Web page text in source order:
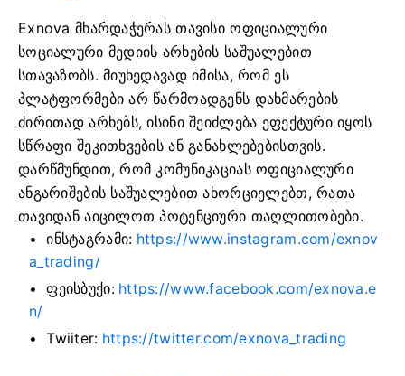
Exnova მხარდაჭერას თავისი ოფიციალური
სოციალური მედიის არხების საშუალებით
სთავაზობს. მიუხედავად იმისა, რომ ეს
პლატფორმები არ წარმოადგენს დახმარების
ძირითად არხებს, ისინი შეიძლება ეფექტური იყოს
სწრაფი შეკითხვების ან განახლებებისთვის.
დარწმუნდით, რომ კომუნიკაციას ოფიციალური
ანგარიშების საშუალებით ახორციელებთ, რათა
თავიდან აიცილოთ პოტენციური თაღლითობები.
ინსტაგრამი: https://www.instagram.com/exnov
a_trading/
ფეისბუქი: https://www.facebook.com/exnova.e
n/
Twiiter: https://twitter.com/exnova_trading